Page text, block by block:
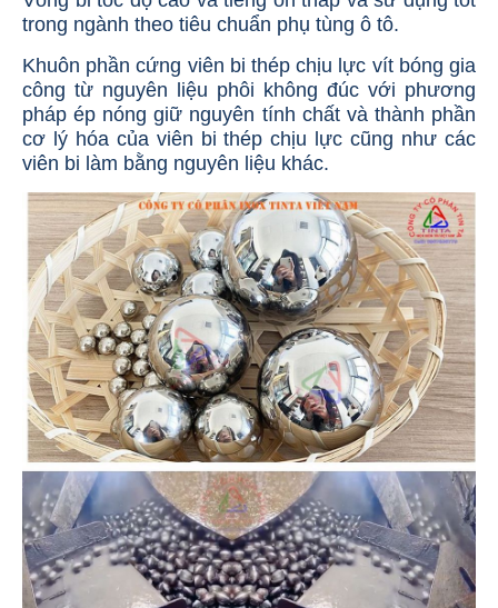
trong ngành theo tiêu chuẩn phụ tùng ô tô.
Khuôn phần cứng viên bi thép chịu lực vít bóng gia
công từ nguyên liệu phôi không đúc với phương
pháp ép nóng giữ nguyên tính chất và thành phần
cơ lý hóa của viên bi thép chịu lực cũng như các
viên bi làm bằng nguyên liệu khác.